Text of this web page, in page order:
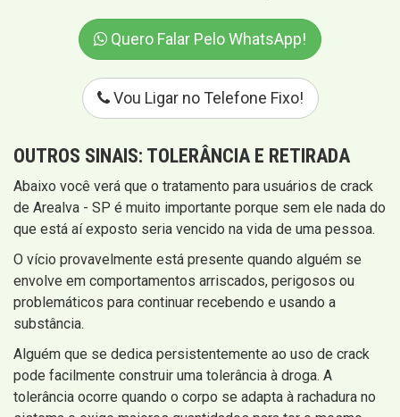
Quero Falar Pelo WhatsApp!
Vou Ligar no Telefone Fixo!
OUTROS SINAIS: TOLERÂNCIA E RETIRADA
Abaixo você verá que o tratamento para usuários de crack
de Arealva - SP é muito importante porque sem ele nada do
que está aí exposto seria vencido na vida de uma pessoa.
O vício provavelmente está presente quando alguém se
envolve em comportamentos arriscados, perigosos ou
problemáticos para continuar recebendo e usando a
substância.
Alguém que se dedica persistentemente ao uso de crack
pode facilmente construir uma tolerância à droga. A
tolerância ocorre quando o corpo se adapta à rachadura no